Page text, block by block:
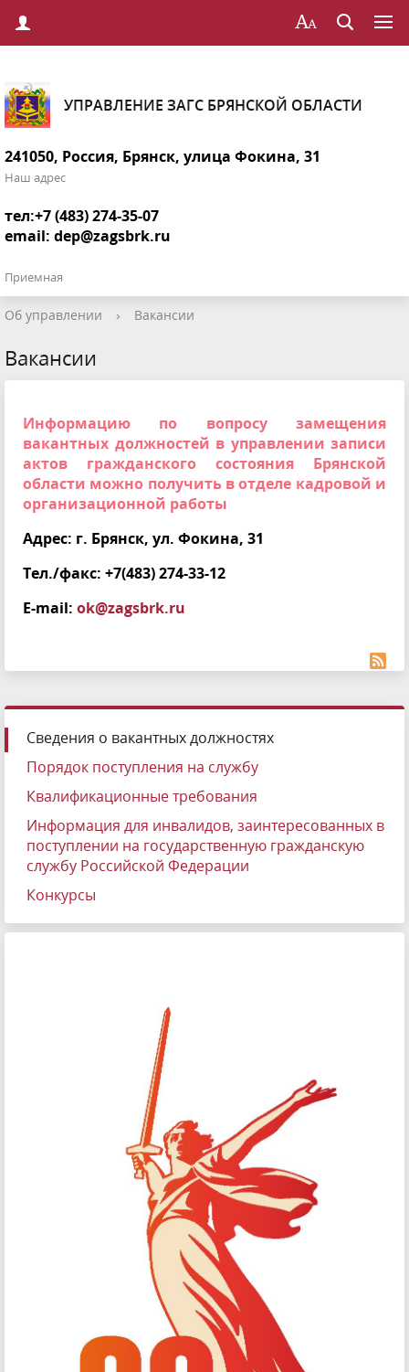
УПРАВЛЕНИЕ ЗАГС БРЯНСКОЙ ОБЛАСТИ
241050, Россия, Брянск, улица Фокина, 31
Наш адрес
тел:+7 (483) 274-35-07
email: dep@zagsbrk.ru
Приемная
Об управлении › Вакансии
Вакансии
Информацию по вопросу замещения
вакантных должностей в управлении записи
актов гражданского состояния Брянской
области можно получить в отделе кадровой и
организационной работы
Адрес: г. Брянск, ул. Фокина, 31
Тел./факс: +7(483) 274-33-12
E-mail: ok@zagsbrk.ru
Сведения о вакантных должностях
Порядок поступления на службу
Квалификационные требования
Информация для инвалидов, заинтересованных в
поступлении на государственную гражданскую
службу Российской Федерации
Конкурсы